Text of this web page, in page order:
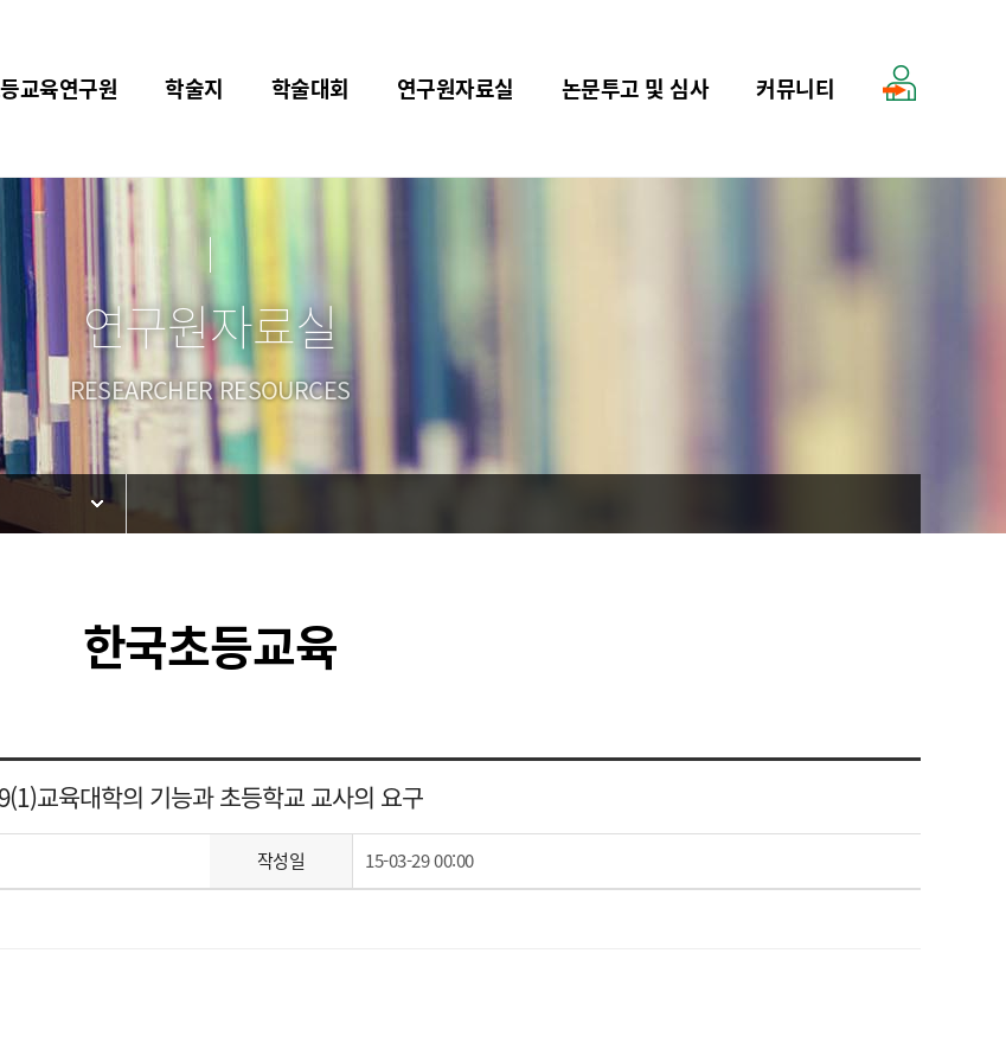
교육연구원 학술지 학술대회 연구원자료실 논문투고 및 심사 커뮤니티
연구원자료실
RESEARCHER RESOURCES
한국초등교육
9(1)교육대학의 기능과 초등학교 교사의 요구
작성일 15-03-29 00:00